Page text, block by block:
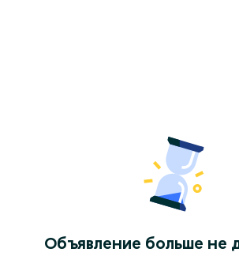
Объявление больше не